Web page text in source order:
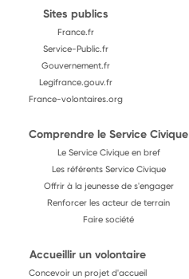
Sites publics
France.fr
Service-Public.fr
Gouvernement.fr
Legifrance.gouv.fr
France-volontaires.org
Comprendre le Service Civique
Le Service Civique en bref
Les référents Service Civique
Offrir à la jeunesse de s'engager
Renforcer les acteur de terrain
Faire société
Accueillir un volontaire
Concevoir un projet d'accueil